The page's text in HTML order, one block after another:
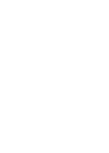
Se o seu